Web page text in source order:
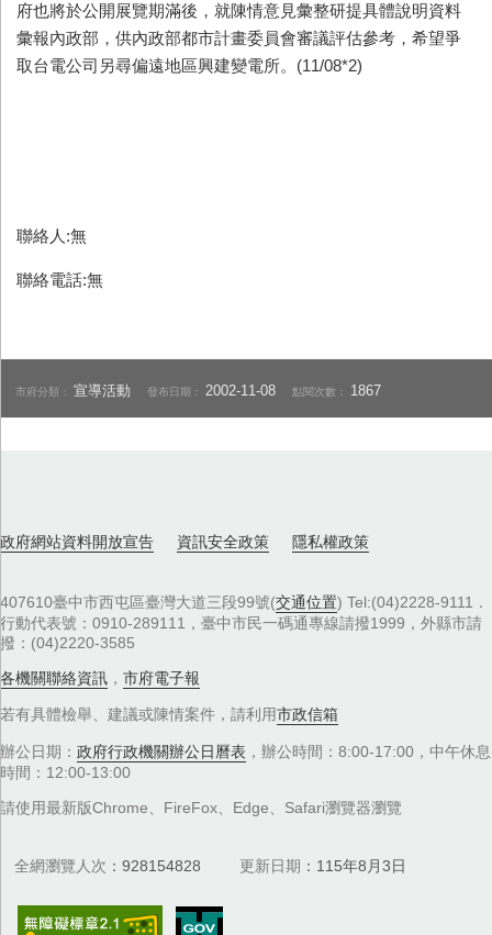
府也將於公開展覽期滿後，就陳情意見彙整研提具體說明資料
彙報內政部，供內政部都市計畫委員會審議評估參考，希望爭
取台電公司另尋偏遠地區興建變電所。(11/08*2)
聯絡人:無
聯絡電話:無
市府分類：宣導活動 發布日期： 2002-11-08 點閱次數： 1867
政府網站資料開放宣告 資訊安全政策 隱私權政策
407610臺中市西屯區臺灣大道三段99號(交通位置) Tel:(04)2228-9111．
行動代表號：0910-289111，臺中市民一碼通專線請撥1999，外縣市請
撥：(04)2220-3585
各機關聯絡資訊 ， 市府電子報
若有具體檢舉、建議或陳情案件，請利用市政信箱
辦公日期： 政府行政機關辦公日曆表 ，辦公時間：8:00-17:00，中午休息
時間：12:00-13:00
請使用最新版Chrome、FireFox、Edge、Safari瀏覽器瀏覽
全網瀏覽人次 928154828 更新日期 115年8月3日